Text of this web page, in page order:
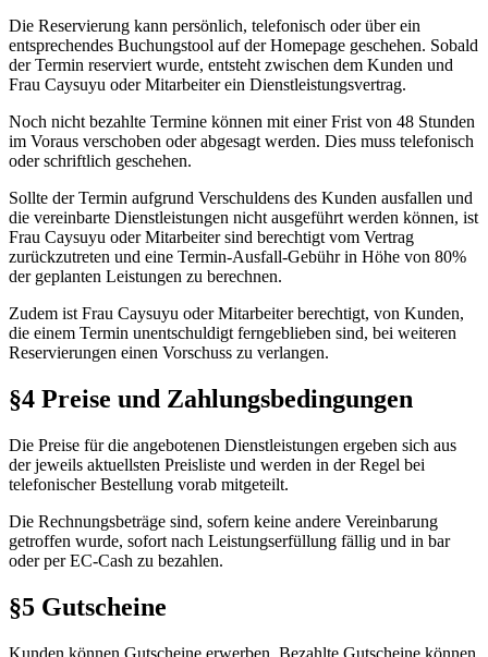
Die Reservierung kann persönlich, telefonisch oder über ein
entsprechendes Buchungstool auf der Homepage geschehen. Sobald
der Termin reserviert wurde, entsteht zwischen dem Kunden und
Frau Caysuyu oder Mitarbeiter ein Dienstleistungsvertrag.
Noch nicht bezahlte Termine können mit einer Frist von 48 Stunden
im Voraus verschoben oder abgesagt werden. Dies muss telefonisch
oder schriftlich geschehen.
Sollte der Termin aufgrund Verschuldens des Kunden ausfallen und
die vereinbarte Dienstleistungen nicht ausgeführt werden können, ist
Frau Caysuyu oder Mitarbeiter sind berechtigt vom Vertrag
zurückzutreten und eine Termin-Ausfall-Gebühr in Höhe von 80%
der geplanten Leistungen zu berechnen.
Zudem ist Frau Caysuyu oder Mitarbeiter berechtigt, von Kunden,
die einem Termin unentschuldigt ferngeblieben sind, bei weiteren
Reservierungen einen Vorschuss zu verlangen.
§4 Preise und Zahlungsbedingungen
Die Preise für die angebotenen Dienstleistungen ergeben sich aus
der jeweils aktuellsten Preisliste und werden in der Regel bei
telefonischer Bestellung vorab mitgeteilt.
Die Rechnungsbeträge sind, sofern keine andere Vereinbarung
getroffen wurde, sofort nach Leistungserfüllung fällig und in bar
oder per EC-Cash zu bezahlen.
§5 Gutscheine
Kunden können Gutscheine erwerben. Bezahlte Gutscheine können